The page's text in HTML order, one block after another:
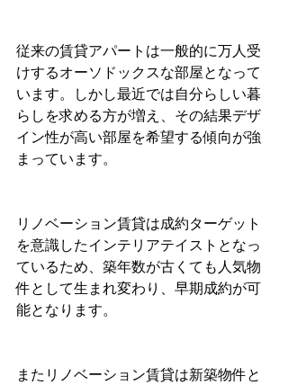
従来の賃貸アパートは一般的に万人受
けするオーソドックスな部屋となって
います。しかし最近では自分らしい暮
らしを求める方が増え、その結果デザ
イン性が高い部屋を希望する傾向が強
まっています。
リノベーション賃貸は成約ターゲット
を意識したインテリアテイストとなっ
ているため、築年数が古くても人気物
件として生まれ変わり、早期成約が可
能となります。
またリノベーション賃貸は新築物件と